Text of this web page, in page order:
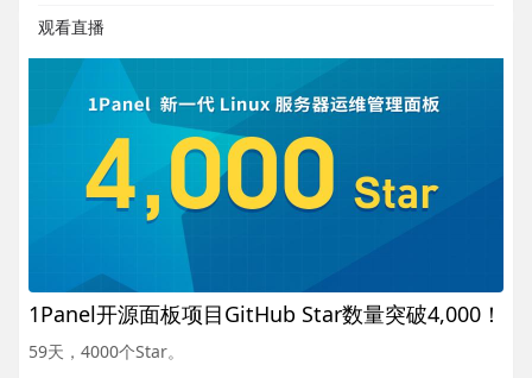
观看直播
1Panel开源面板项目GitHub Star数量突破4,000！
59天，4000个Star。